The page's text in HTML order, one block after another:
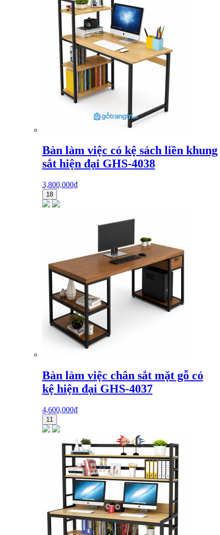
Bàn làm việc có kệ sách liền khung
sắt hiện đại GHS-4038
3,800,000₫
18
Bàn làm việc chân sắt mặt gỗ có
kệ hiện đại GHS-4037
4,600,000₫
11